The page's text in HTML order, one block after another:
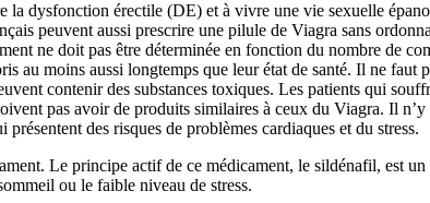
dysfonction érectile (DE) et à vivre une vie sexuelle
peuvent aussi prescrire une pilule de Viagra sans
ne doit pas être déterminée en fonction du nombre de
au moins aussi longtemps que leur état de santé. Il ne faut
contenir des substances toxiques. Les patients qui
pas avoir de produits similaires à ceux du Viagra. Il
des risques de problèmes cardiaques et du stress.
Le principe actif de ce médicament, le sildénafil, est
ou le faible niveau de stress.